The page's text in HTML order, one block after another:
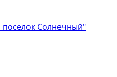
Солнечный"